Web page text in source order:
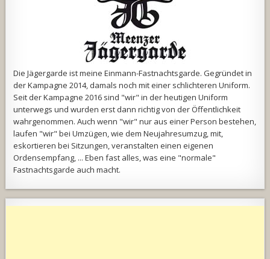
Die Jägergarde ist meine Einmann-Fastnachtsgarde. Gegründet in
der Kampagne 2014, damals noch mit einer schlichteren Uniform.
Seit der Kampagne 2016 sind "wir" in der heutigen Uniform
unterwegs und wurden erst dann richtig von der Öffentlichkeit
wahrgenommen. Auch wenn "wir" nur aus einer Person bestehen,
laufen "wir" bei Umzügen, wie dem Neujahresumzug, mit,
eskortieren bei Sitzungen, veranstalten einen eigenen
Ordensempfang, ... Eben fast alles, was eine "normale"
Fastnachtsgarde auch macht.